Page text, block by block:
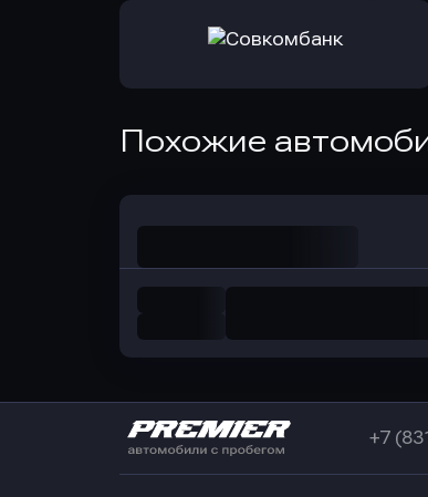
Оправить заявку
в Совкомбанк
Похожие
+7